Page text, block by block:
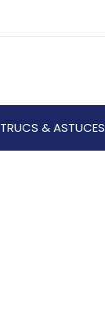
TRUCS & ASTUCES